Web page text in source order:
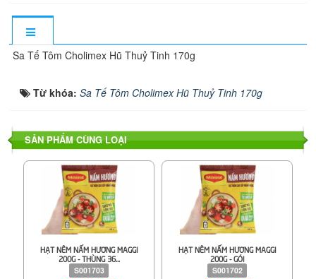
Sa Tế Tôm Cholimex Hũ Thuỷ Tinh 170g
Từ khóa: Sa Tế Tôm Cholimex Hũ Thuỷ Tinh 170g
SẢN PHẨM CÙNG LOẠI
HẠT NÊM NẤM HƯƠNG MAGGI
200G - THÙNG 36...
S001703
HẠT NÊM NẤM HƯƠNG MAGGI
200G - GÓI
S001702